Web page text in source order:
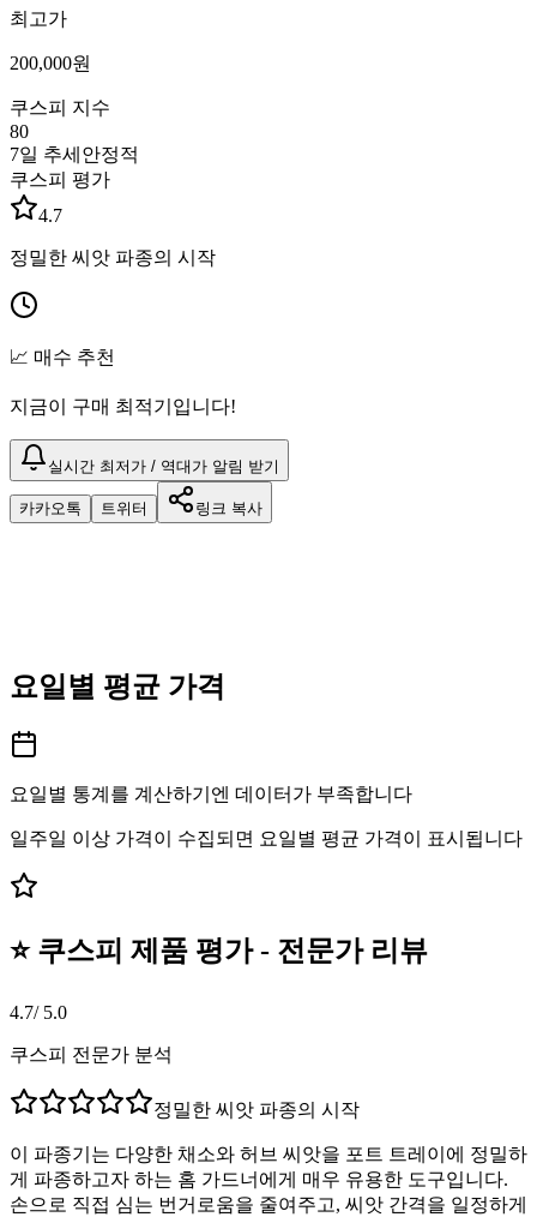
최고가
200,000원
쿠스피 지수
80
7일 추세 안정적
쿠스피 평가
4.7
정밀한 씨앗 파종의 시작
📈 매수 추천
지금이 구매 최적기입니다!
실시간 최저가 / 역대가 알림 받기
카카오톡 트위터 링크 복사
요일별 평균 가격
요일별 통계를 계산하기엔 데이터가 부족합니다
일주일 이상 가격이 수집되면 요일별 평균 가격이 표시됩니다
⭐ 쿠스피 제품 평가 - 전문가 리뷰
4.7/ 5.0
쿠스피 전문가 분석
정밀한 씨앗 파종의 시작
이 파종기는 다양한 채소와 허브 씨앗을 포트 트레이에 정밀하
게 파종하고자 하는 홈 가드너에게 매우 유용한 도구입니다.
손으로 직접 심는 번거로움을 줄여주고, 씨앗 간격을 일정하게